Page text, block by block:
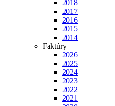
2018
2017
2016
2015
2014
Faktúry
2026
2025
2024
2023
2022
2021